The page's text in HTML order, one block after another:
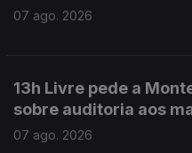
07 ago. 2026
13h Livre pede a
sobre auditoria aos
07 ago. 2026